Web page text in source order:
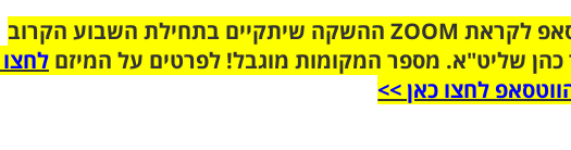
הצטרפו לקבוצת הוואטסאפ לקראת ZOOM ההשקה שיתקיים בתחילת השבוע הקרוב
שליט"א. מספר המקומות מוגבל! לפרטים על המיזם
לחצו כאן >>